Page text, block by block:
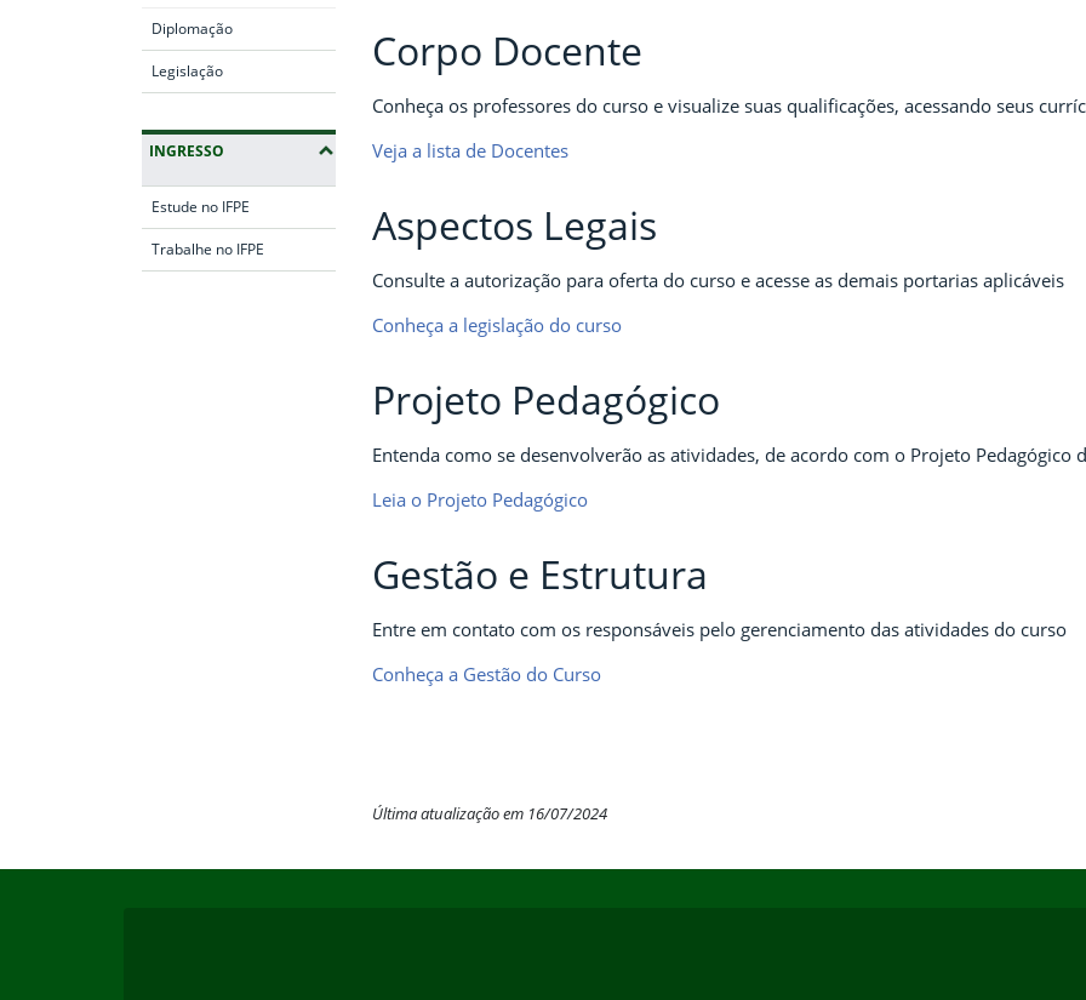
Diplomação
Legislação
INGRESSO
Estude no IFPE
Trabalhe no IFPE
Corpo Docente
Conheça os professores do curso e visualize suas qualificações, acessando seus
Veja a lista de Docentes
Aspectos Legais
Consulte a autorização para oferta do curso e acesse as demais portarias aplicáveis
Conheça a legislação do curso
Projeto Pedagógico
Entenda como se desenvolverão as atividades, de acordo com o Projeto Pedagógico
Leia o Projeto Pedagógico
Gestão e Estrutura
Entre em contato com os responsáveis pelo gerenciamento das atividades do curso
Conheça a Gestão do Curso
Última atualização em 16/07/2024